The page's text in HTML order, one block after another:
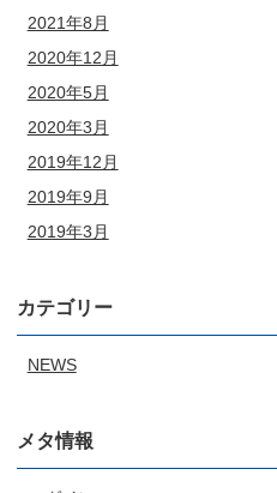
2021年8月
2020年12月
2020年5月
2020年3月
2019年12月
2019年9月
2019年3月
カテゴリー
NEWS
メタ情報